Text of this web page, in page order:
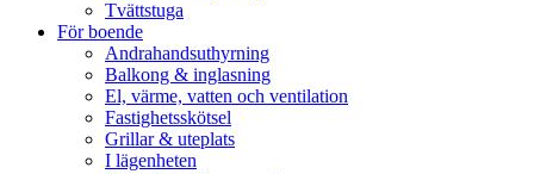
Tvättstuga
För boende
Andrahandsuthyrning
Balkong & inglasning
El, värme, vatten och ventilation
Fastighetsskötsel
Grillar & uteplats
I lägenheten